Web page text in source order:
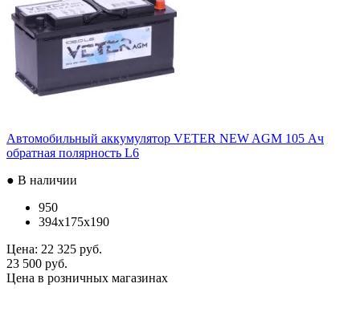
Автомобильный аккумулятор VETER NEW AGM 105 Ач
обратная полярность L6
● В наличии
950
394x175x190
Цена: 22 325 руб.
23 500 руб.
Цена в розничных магазинах